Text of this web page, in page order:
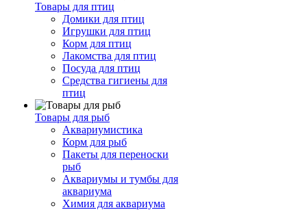
Товары для птиц
Домики для птиц
Игрушки для птиц
Корм для птиц
Лакомства для птиц
Посуда для птиц
Средства гигиены для
птиц
Товары для рыб
Аквариумистика
Корм для рыб
Пакеты для переноски
рыб
Аквариумы и тумбы для
аквариума
Химия для аквариума